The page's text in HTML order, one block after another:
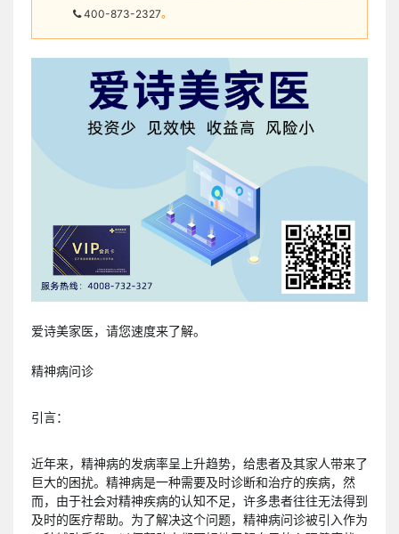
400-873-2327。
爱诗美家医，请您速度来了解。
精神病问诊
引言：
近年来，精神病的发病率呈上升趋势，给患者及其家人带来了
巨大的困扰。精神病是一种需要及时诊断和治疗的疾病，然
而，由于社会对精神疾病的认知不足，许多患者往往无法得到
及时的医疗帮助。为了解决这个问题，精神病问诊被引入作为